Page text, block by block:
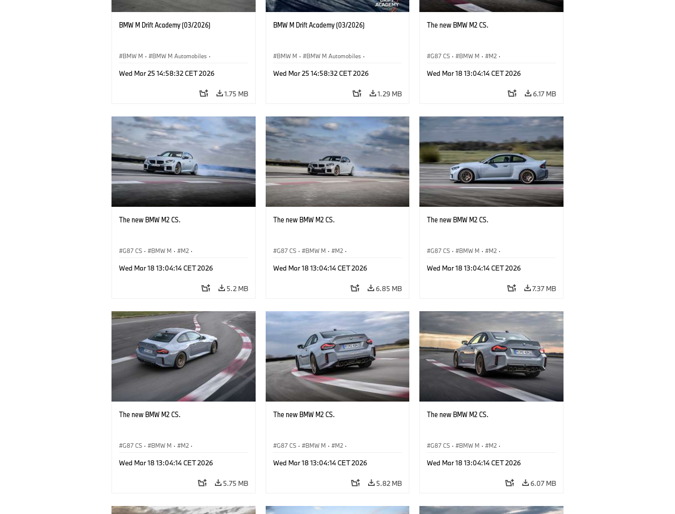
BMW M Drift Academy (03/2026)
BMW M · BMW M Automobiles ·
Wed Mar 25 14:58:32 CET 2026
1.75 MB
BMW M Drift Academy (03/2026)
BMW M · BMW M Automobiles ·
Wed Mar 25 14:58:32 CET 2026
1.29 MB
The new BMW M2 CS.
G87 CS · BMW M · M2 ·
Wed Mar 18 13:04:14 CET 2026
6.17 MB
The new BMW M2 CS.
G87 CS · BMW M · M2 ·
Wed Mar 18 13:04:14 CET 2026
5.2 MB
The new BMW M2 CS.
G87 CS · BMW M · M2 ·
Wed Mar 18 13:04:14 CET 2026
6.85 MB
The new BMW M2 CS.
G87 CS · BMW M · M2 ·
Wed Mar 18 13:04:14 CET 2026
7.37 MB
The new BMW M2 CS.
G87 CS · BMW M · M2 ·
Wed Mar 18 13:04:14 CET 2026
5.75 MB
The new BMW M2 CS.
G87 CS · BMW M · M2 ·
Wed Mar 18 13:04:14 CET 2026
5.82 MB
The new BMW M2 CS.
G87 CS · BMW M · M2 ·
Wed Mar 18 13:04:14 CET 2026
6.07 MB